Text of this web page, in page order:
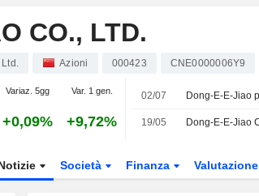
CO., LTD.
Azioni 000423 CNE0000006Y9
Variaz. 5gg Var. 1 gen.
+0,09% +9,72%
02/07
19/05
Società Finanza Valutazione